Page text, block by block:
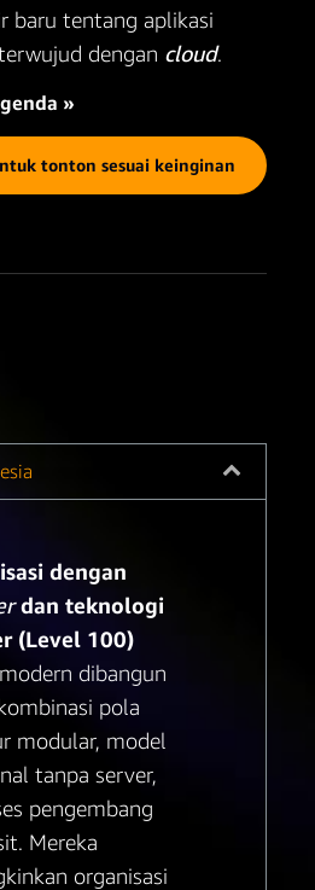
baru tentang aplikasi
dengan cloud.
»
tonton sesuai keinginan
dengan
dan teknologi
(Level 100)
dibangun
pola
modular, model
tanpa server,
pengembang
Mereka
organisasi